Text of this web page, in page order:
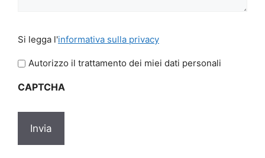
legga
l'informativa
privacy
Si legga l'informativa sulla privacy
Autorizzo il trattamento dei miei dati personali
CAPTCHA